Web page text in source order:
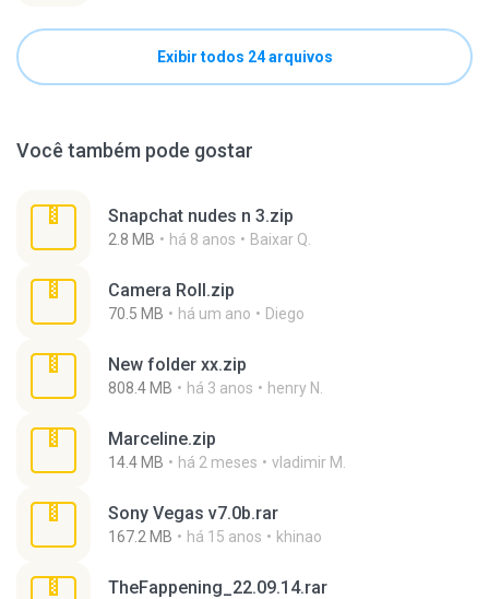
Exibir todos 24 arquivos
Você também pode gostar
Snapchat nudes n 3.zip
2.8 MB há 8 anos Baixar Q.
Camera Roll.zip
70.5 MB há um ano Diego
New folder xx.zip
808.4 MB há 3 anos henry N.
Marceline.zip
14.4 MB há 2 meses vladimir M.
Sony Vegas v7.0b.rar
167.2 MB há 15 anos khinao
TheFappening_22.09.14.rar